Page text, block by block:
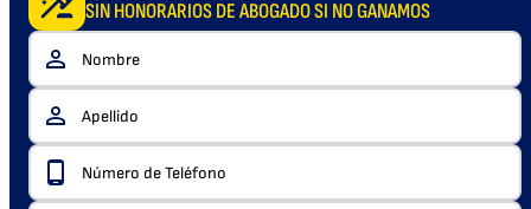
SIN HONORARIOS DE ABOGADO SI NO GANAMOS